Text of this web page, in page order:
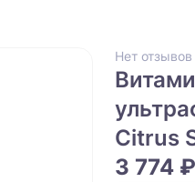
Нет отзывов
Citrus
3 774 ₽